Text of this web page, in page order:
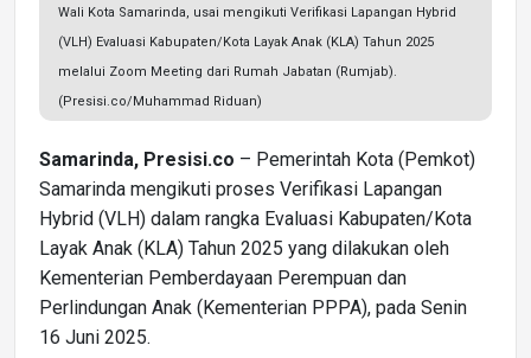
Wali Kota Samarinda, usai mengikuti Verifikasi Lapangan Hybrid
(VLH) Evaluasi Kabupaten/Kota Layak Anak (KLA) Tahun 2025
melalui Zoom Meeting dari Rumah Jabatan (Rumjab).
(Presisi.co/Muhammad Riduan)
Samarinda, Presisi.co – Pemerintah Kota (Pemkot)
Samarinda mengikuti proses Verifikasi Lapangan
Hybrid (VLH) dalam rangka Evaluasi Kabupaten/Kota
Layak Anak (KLA) Tahun 2025 yang dilakukan oleh
Kementerian Pemberdayaan Perempuan dan
Perlindungan Anak (Kementerian PPPA), pada Senin
16 Juni 2025.